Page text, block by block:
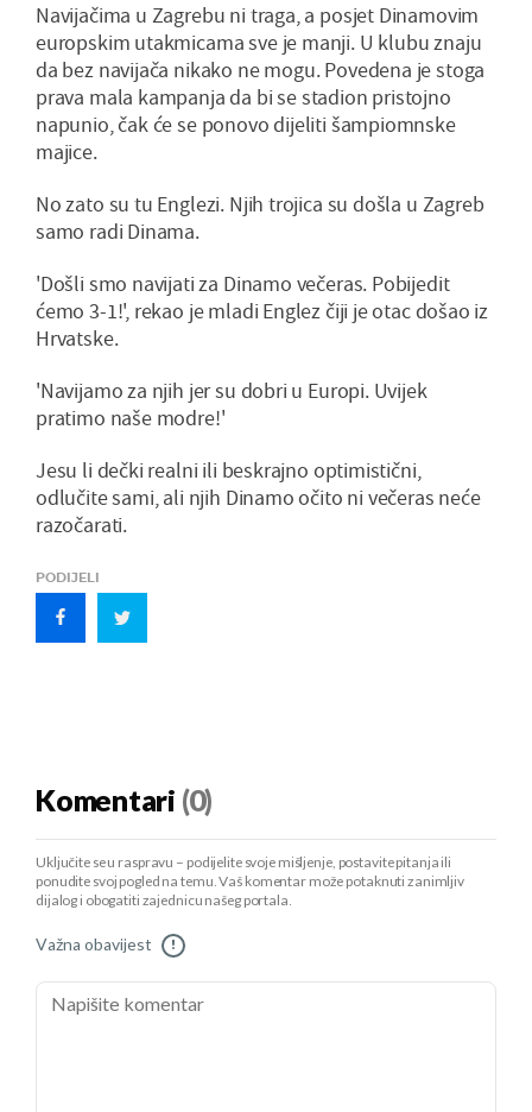
Navijačima u Zagrebu ni traga, a posjet Dinamovim
europskim utakmicama sve je manji. U klubu znaju
da bez navijača nikako ne mogu. Povedena je stoga
prava mala kampanja da bi se stadion pristojno
napunio, čak će se ponovo dijeliti šampiomnske
majice.
No zato su tu Englezi. Njih trojica su došla u Zagreb
samo radi Dinama.
'Došli smo navijati za Dinamo večeras. Pobijedit
ćemo 3-1!', rekao je mladi Englez čiji je otac došao iz
Hrvatske.
'Navijamo za njih jer su dobri u Europi. Uvijek
pratimo naše modre!'
Jesu li dečki realni ili beskrajno optimistični,
odlučite sami, ali njih Dinamo očito ni večeras neće
razočarati.
PODIJELI
Komentari (0)
Uključite se u raspravu – podijelite svoje mišljenje, postavite pitanja ili
ponudite svoj pogled na temu. Vaš komentar može potaknuti zanimljiv
dijalog i obogatiti zajednicu našeg portala.
Važna obavijest !